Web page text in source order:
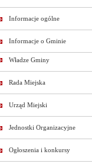
Informacje ogólne
Informacje o Gminie
Władze Gminy
Rada Miejska
Urząd Miejski
Jednostki Organizacyjne
Ogłoszenia i konkursy